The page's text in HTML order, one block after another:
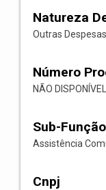
Natureza
Outras
Número
NÃO DISPONÍVEL
Sub-Função
Assistência
Cnpj